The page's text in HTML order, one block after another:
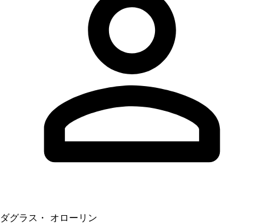
ダグラス・ オローリン